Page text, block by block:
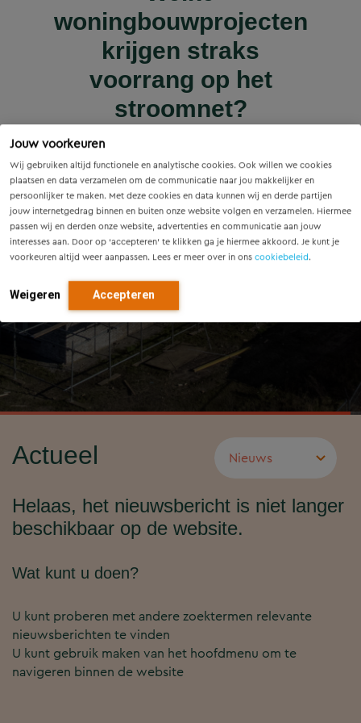
Jouw voorkeuren
Wij gebruiken altijd functionele en analytische cookies. Ook willen we cookies
plaatsen en data verzamelen om de communicatie naar jou makkelijker en
persoonlijker te maken. Met deze cookies en data kunnen wij en derde partijen
jouw internetgedrag binnen en buiten onze website volgen en verzamelen. Hiermee
passen wij en derden onze website, advertenties en communicatie aan jouw
interesses aan. Door op ‘accepteren’ te klikken ga je hiermee akkoord. Je kunt je
voorkeuren altijd weer aanpassen. Lees er meer over in ons cookiebeleid.
Weigeren Accepteren
woningbouwprojecten
krijgen straks
voorrang op het
stroomnet?
Lees meer
nieuws | nieuws
Innovatieve pilot bij
sluiscomplex Helmond
Lees meer
Slim onderzoek
voorkomt onnodige
vervanging van
Eindhovense tunnel
Voorzieningenscan
Drenthe: inzicht voor
vandaag, richting voor
morgen
Wet versterking regie
volkshuisvesting in
werking: wat betekent
dit voor gemeenten?
Actueel
Helaas, het nieuwsbericht is niet langer
beschikbaar op de website.
Wat kunt u doen?
U kunt proberen met andere zoektermen relevante
nieuwsberichten te vinden
U kunt gebruik maken van het hoofdmenu om te
navigeren binnen de website